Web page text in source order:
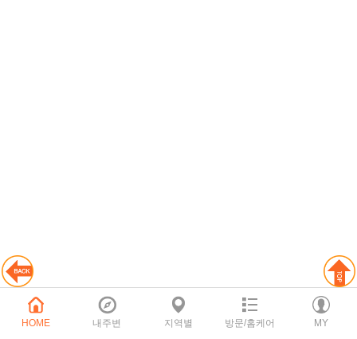
HOME 내주변 지역별 방문/홈케어 MY